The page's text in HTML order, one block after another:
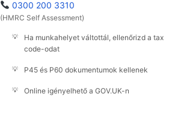
0300 200 3310
(HMRC Self Assessment)
Ha munkahelyet váltottál, ellenőrizd a tax
code-odat
P45 és P60 dokumentumok kellenek
Online igényelhető a GOV.UK-n